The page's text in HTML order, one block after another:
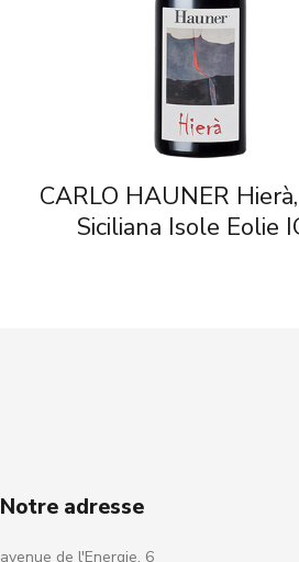
CARLO HAUNER
Siciliana Isole Eolie
Notre adresse
avenue de l'Energie, 6